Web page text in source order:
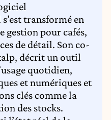
transformé en
gestion pour cafés,
de détail. Son co-
décrit un outil
quotidien,
et numériques et
clés comme la
des stocks.